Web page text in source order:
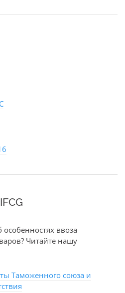
ввоза
Читайте нашу
Таможенного союза и